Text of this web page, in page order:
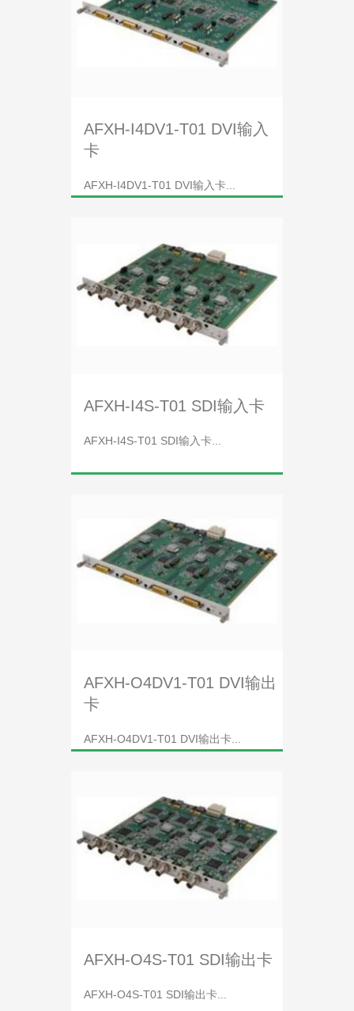
AFXH-I4DV1-T01 DVI输入
卡
AFXH-I4DV1-T01 DVI输入卡...
AFXH-I4S-T01 SDI输入卡
AFXH-I4S-T01 SDI输入卡...
AFXH-O4DV1-T01 DVI输出
卡
AFXH-O4DV1-T01 DVI输出卡...
AFXH-O4S-T01 SDI输出卡
AFXH-O4S-T01 SDI输出卡...